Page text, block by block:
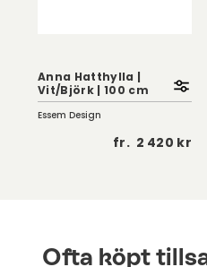
Anna Hatthylla |
Vit/Björk | 100 cm
Essem Design
fr. 2 420 kr
Ofta köpt